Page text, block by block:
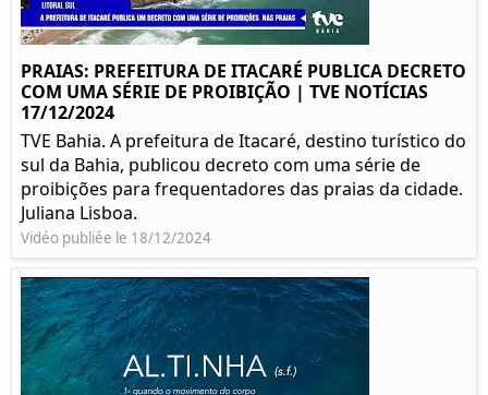
PRAIAS: PREFEITURA DE ITACARÉ PUBLICA DECRETO
COM UMA SÉRIE DE PROIBIÇÃO | TVE NOTÍCIAS
17/12/2024
TVE Bahia. A prefeitura de Itacaré, destino turístico do
sul da Bahia, publicou decreto com uma série de
proibições para frequentadores das praias da cidade.
Juliana Lisboa.
Vidéo publiée le 18/12/2024